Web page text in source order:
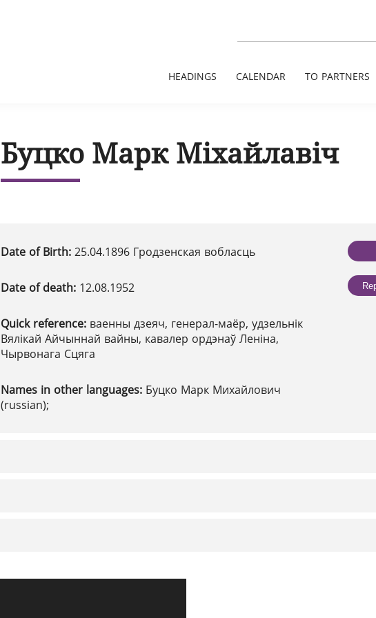
HEADINGS CALENDAR TO PARTNERS
Буцко Марк Міхайлавіч
Date of Birth: 25.04.1896 Гродзенская вобласць
Date of death: 12.08.1952
Quick reference: ваенны дзеяч, генерал-маёр, удзельнік
Вялікай Айчыннай вайны, кавалер ордэнаў Леніна,
Чырвонага Сцяга
Names in other languages: Буцко Марк Михайлович
(russian);